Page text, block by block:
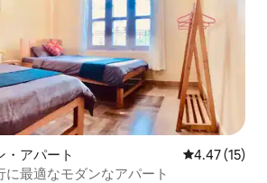
・アパート レビュー15
4.47 (15)
最適なモダンなアパート